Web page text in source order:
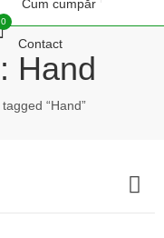
0
Cum cumpăr
Contact
Hand
“Hand”